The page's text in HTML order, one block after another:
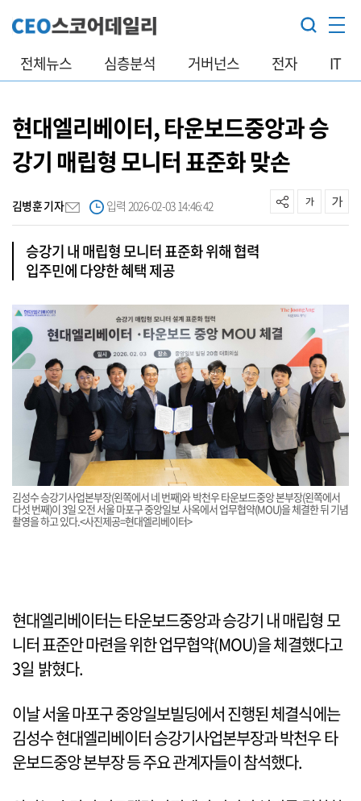
전체뉴스 심층분석 거버넌스 전자 IT
현대엘리베이터, 타운보드중앙과 승
강기 매립형 모니터 표준화 맞손
김병훈 기자 입력 2026-02-03 14:46:42
승강기 내 매립형 모니터 표준화 위해 협력
입주민에 다양한 혜택 제공
김성수 승강기사업본부장(왼쪽에서 네 번째)와 박천우 타운보드중앙 본부장(왼쪽에서
다섯 번째)이 3일 오전 서울 마포구 중앙일보 사옥에서 업무협약(MOU)을 체결한 뒤 기념
촬영을 하고 있다.<사진제공=현대엘리베이터>
현대엘리베이터는 타운보드중앙과 승강기 내 매립형 모
니터 표준안 마련을 위한 업무협약(MOU)을 체결했다고
3일 밝혔다.
이날 서울 마포구 중앙일보빌딩에서 진행된 체결식에는
김성수 현대엘리베이터 승강기사업본부장과 박천우 타
운보드중앙 본부장 등 주요 관계자들이 참석했다.